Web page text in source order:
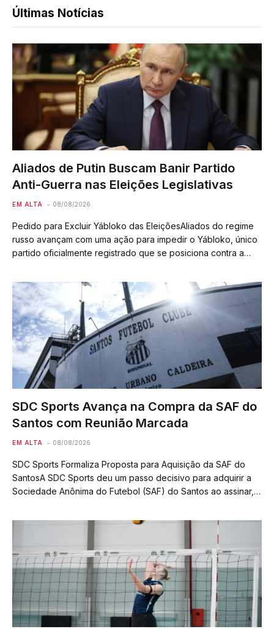
Últimas Notícias
Aliados de Putin Buscam Banir Partido
Anti-Guerra nas Eleições Legislativas
EM ALTA 08/08/2026
Pedido para Excluir Yábloko das EleiçõesAliados do regime
russo avançam com uma ação para impedir o Yábloko, único
partido oficialmente registrado que se posiciona contra a
setembro. O Supremo Tribunal da…
SDC Sports Avança na Compra da SAF do
Santos com Reunião Marcada
EM ALTA 08/08/2026
SDC Sports Formaliza Proposta para Aquisição da SAF do
SantosA SDC Sports deu um passo decisivo para adquirir a
Sociedade Anônima do Futebol (SAF) do Santos ao assinar,
Embora as…